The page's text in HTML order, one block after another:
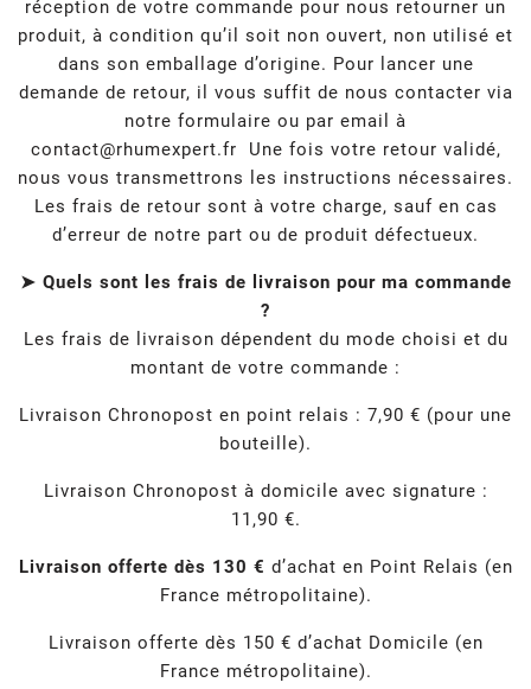
réception de votre commande pour nous retourner un
produit, à condition qu’il soit non ouvert, non utilisé et
dans son emballage d’origine. Pour lancer une
demande de retour, il vous suffit de nous contacter via
notre formulaire ou par email à
contact@rhumexpert.fr Une fois votre retour validé,
nous vous transmettrons les instructions nécessaires.
Les frais de retour sont à votre charge, sauf en cas
d’erreur de notre part ou de produit défectueux.
➤ Quels sont les frais de livraison pour ma commande
?
Les frais de livraison dépendent du mode choisi et du
montant de votre commande :
Livraison Chronopost en point relais : 7,90 € (pour une
bouteille).
Livraison Chronopost à domicile avec signature :
11,90 €.
Livraison offerte dès 130 € d’achat en Point Relais (en
France métropolitaine).
Livraison offerte dès 150 € d’achat Domicile (en
France métropolitaine).